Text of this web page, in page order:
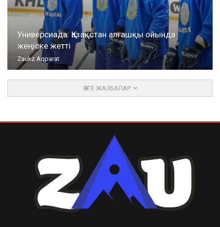
Универсиада: Қазақстан алғашқы ойында
жеңіске жетті
Zaukz Aqparat
ӨЗГЕ ЖАЗБАЛАР